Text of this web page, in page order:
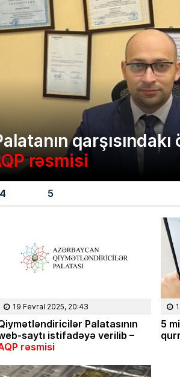
rəsmisi
4 5
19 Fevral 2025, 20:43
Palatasının
saytı istifadəyə verilib –
rəsmisi
5